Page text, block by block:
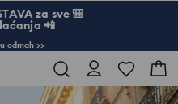
za sve 🎒
📲
odmah >>